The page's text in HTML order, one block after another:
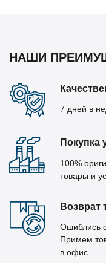
НАШИ
7 дней в
Покупка
100%
товары и
Возврат
Ошиблись
Примем
в офис